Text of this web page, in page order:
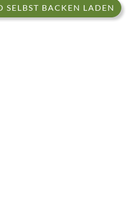
SELBST BACKEN LADEN